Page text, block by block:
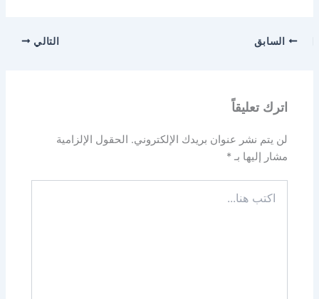
السابق التالي
اترك تعليقاً
لن يتم نشر عنوان بريدك الإلكتروني. الحقول الإلزامية
مشار إليها بـ*
هنا...